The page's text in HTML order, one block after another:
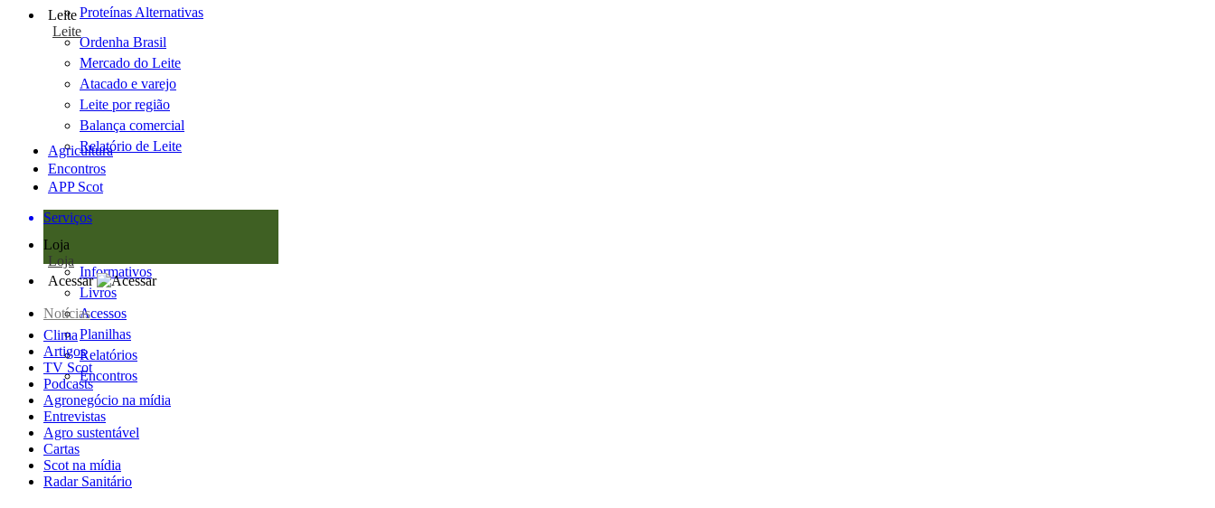
Proteínas Alternativas
Leite
Leite
Ordenha Brasil
Mercado do Leite
Atacado e varejo
Leite por região
Balança comercial
Relatório de Leite
Agricultura
Encontros
APP Scot
Serviços
Loja
Loja
Informativos
Livros
Acessos
Planilhas
Relatórios
Encontros
Acessar
Notícias
Clima
Artigos
TV Scot
Podcasts
Agronegócio na mídia
Entrevistas
Agro sustentável
Cartas
Scot na mídia
Radar Sanitário